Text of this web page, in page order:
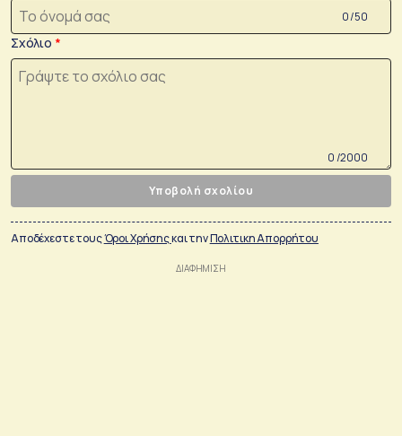
0 /50
Σχόλιο
0 /2000
Υποβολή σχολίου
Αποδέχεστε τουςΌροι Χρήσηςκαι τηνΠολιτικη Απορρήτου